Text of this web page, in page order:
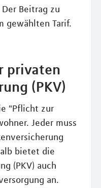
Beitrag zu
gewählten Tarif.
privaten
(PKV)
"Pflicht zur
Jeder muss
bietet die
(PKV) auch
an.